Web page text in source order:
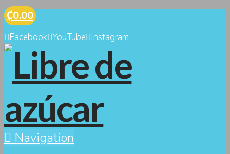
₡0.00
Facebook YouTube Instagram
Navigation